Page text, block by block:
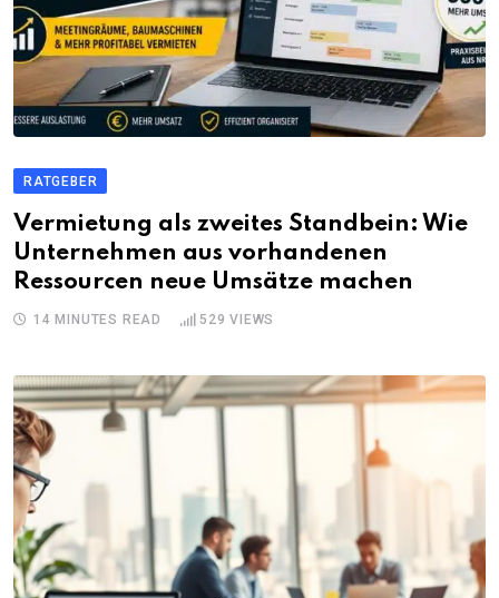
RATGEBER
Vermietung als zweites Standbein: Wie
Unternehmen aus vorhandenen
Ressourcen neue Umsätze machen
14 MINUTES READ 529 VIEWS